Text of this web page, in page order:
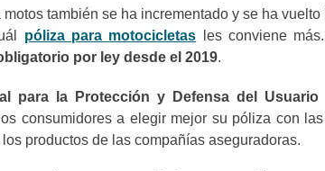
también se ha incrementado y se ha
póliza para motocicletas les conviene
por ley desde el 2019.
para la Protección y Defensa del Usuario
consumidores a elegir mejor su póliza con
productos de las compañías aseguradoras.